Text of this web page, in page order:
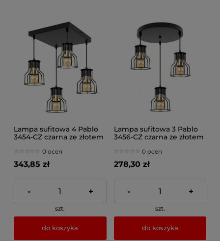
Lampa sufitowa 4 Pablo
3454-CZ czarna ze złotem
0 ocen
343,85 zł
- +
szt.
do koszyka
Lampa sufitowa 3 Pablo
3456-CZ czarna ze złotem
0 ocen
278,30 zł
- +
szt.
do koszyka